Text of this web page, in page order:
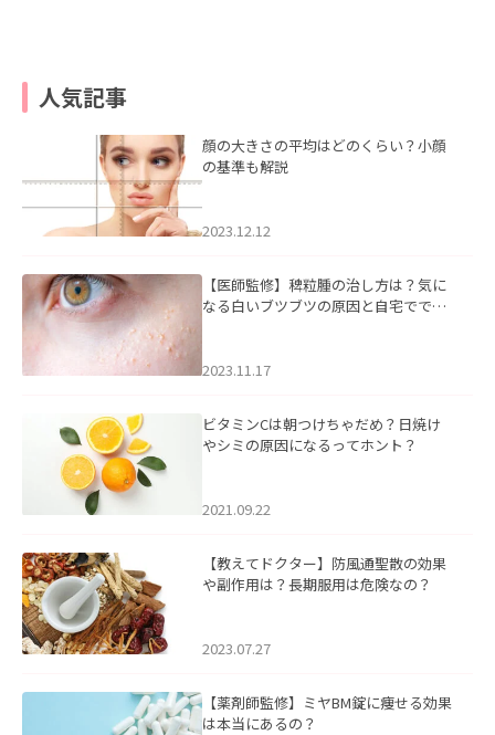
人気記事
顔の大きさの平均はどのくらい？小顔
の基準も解説
2023.12.12
【医師監修】稗粒腫の治し方は？気に
なる白いブツブツの原因と自宅ででき
2023.11.17
ビタミンCは朝つけちゃだめ？日焼け
やシミの原因になるってホント？
2021.09.22
【教えてドクター】防風通聖散の効果
や副作用は？長期服用は危険なの？
2023.07.27
【薬剤師監修】ミヤBM錠に痩せる効果
は本当にあるの？